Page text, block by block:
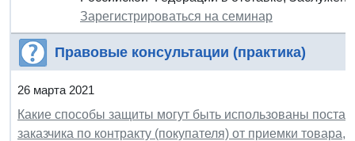
Зарегистрироваться на семинар
Правовые консультации (практика)
26 марта 2021
Какие способы защиты могут быть использованы
заказчика по контракту (покупателя) от приемки